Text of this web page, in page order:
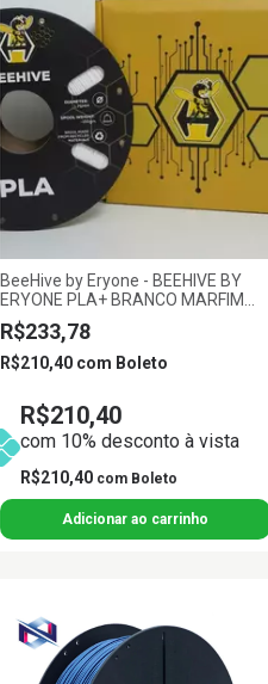
BeeHive by Eryone - BEEHIVE BY
ERYONE PLA+ BRANCO MARFIM
1.75MM 1KG
R$233,78
R$210,40 com Boleto
R$210,40
com 10% desconto à vista
R$210,40 com Boleto